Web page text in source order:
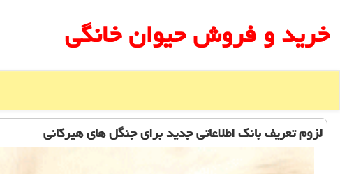
خرید و فروش حیوان خانگی
لزوم تعریف بانك اطلاعاتی جدید برای جنگل های هیركانی